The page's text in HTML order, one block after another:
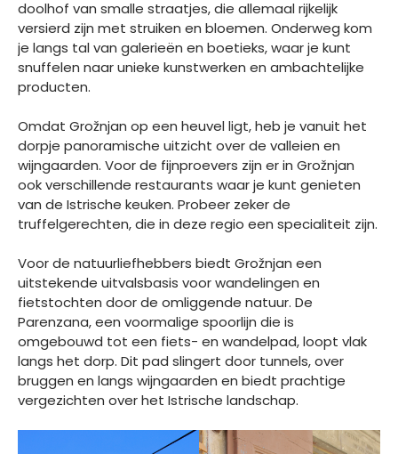
doolhof van smalle straatjes, die allemaal rijkelijk
versierd zijn met struiken en bloemen. Onderweg kom
je langs tal van galerieën en boetieks, waar je kunt
snuffelen naar unieke kunstwerken en ambachtelijke
producten.
Omdat Grožnjan op een heuvel ligt, heb je vanuit het
dorpje panoramische uitzicht over de valleien en
wijngaarden. Voor de fijnproevers zijn er in Grožnjan
ook verschillende restaurants waar je kunt genieten
van de Istrische keuken. Probeer zeker de
truffelgerechten, die in deze regio een specialiteit zijn.
Voor de natuurliefhebbers biedt Grožnjan een
uitstekende uitvalsbasis voor wandelingen en
fietstochten door de omliggende natuur. De
Parenzana, een voormalige spoorlijn die is
omgebouwd tot een fiets- en wandelpad, loopt vlak
langs het dorp. Dit pad slingert door tunnels, over
bruggen en langs wijngaarden en biedt prachtige
vergezichten over het Istrische landschap.